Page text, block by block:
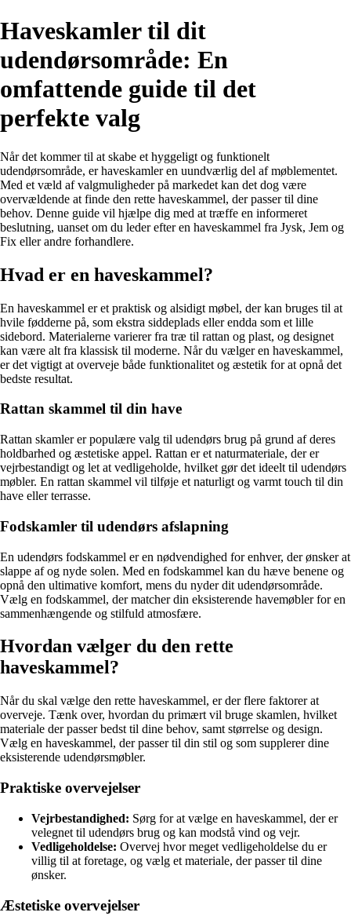
Haveskamler til dit
udendørsområde: En
omfattende guide til det
perfekte valg
Når det kommer til at skabe et hyggeligt og funktionelt
udendørsområde, er haveskamler en uundværlig del af møblementet.
Med et væld af valgmuligheder på markedet kan det dog være
overvældende at finde den rette haveskammel, der passer til dine
behov. Denne guide vil hjælpe dig med at træffe en informeret
beslutning, uanset om du leder efter en haveskammel fra Jysk, Jem og
Fix eller andre forhandlere.
Hvad er en haveskammel?
En haveskammel er et praktisk og alsidigt møbel, der kan bruges til at
hvile fødderne på, som ekstra siddeplads eller endda som et lille
sidebord. Materialerne varierer fra træ til rattan og plast, og designet
kan være alt fra klassisk til moderne. Når du vælger en haveskammel,
er det vigtigt at overveje både funktionalitet og æstetik for at opnå det
bedste resultat.
Rattan skammel til din have
Rattan skamler er populære valg til udendørs brug på grund af deres
holdbarhed og æstetiske appel. Rattan er et naturmateriale, der er
vejrbestandigt og let at vedligeholde, hvilket gør det ideelt til udendørs
møbler. En rattan skammel vil tilføje et naturligt og varmt touch til din
have eller terrasse.
Fodskamler til udendørs afslapning
En udendørs fodskammel er en nødvendighed for enhver, der ønsker at
slappe af og nyde solen. Med en fodskammel kan du hæve benene og
opnå den ultimative komfort, mens du nyder dit udendørsområde.
Vælg en fodskammel, der matcher din eksisterende havemøbler for en
sammenhængende og stilfuld atmosfære.
Hvordan vælger du den rette
haveskammel?
Når du skal vælge den rette haveskammel, er der flere faktorer at
overveje. Tænk over, hvordan du primært vil bruge skamlen, hvilket
materiale der passer bedst til dine behov, samt størrelse og design.
Vælg en haveskammel, der passer til din stil og som supplerer dine
eksisterende udendørsmøbler.
Praktiske overvejelser
Vejrbestandighed: Sørg for at vælge en haveskammel, der er
velegnet til udendørs brug og kan modstå vind og vejr.
Vedligeholdelse: Overvej hvor meget vedligeholdelse du er
villig til at foretage, og vælg et materiale, der passer til dine
ønsker.
Æstetiske overvejelser